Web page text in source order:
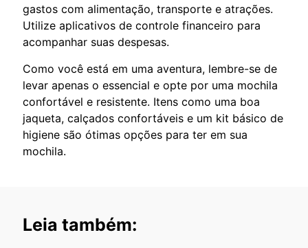
gastos com alimentação, transporte e atrações.
Utilize aplicativos de controle financeiro para
acompanhar suas despesas.
Como você está em uma aventura, lembre-se de
levar apenas o essencial e opte por uma mochila
confortável e resistente. Itens como uma boa
jaqueta, calçados confortáveis e um kit básico de
higiene são ótimas opções para ter em sua
mochila.
Leia também: